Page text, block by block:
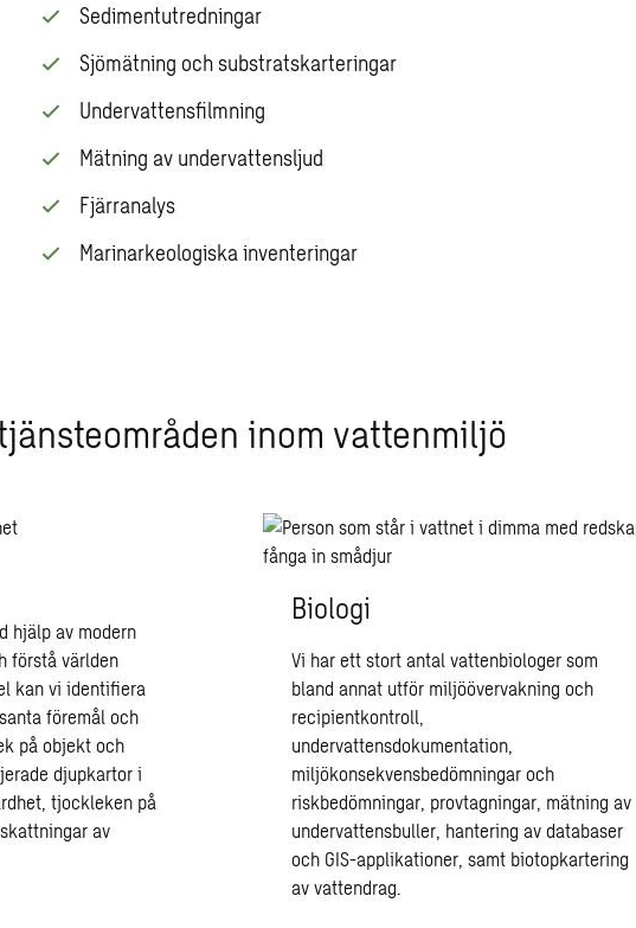
Sedimentutredningar
Sjömätning och substratskarteringar
Undervattensfilmning
Mätning av undervattensljud
Fjärranalys
Marinarkeologiska inventeringar
inom vattenmiljö
hjälp av modern
förstå världen
kan vi identifiera
föremål och
på objekt och
djupkartor i
tjockleken på
av
Biologi
Vi har ett stort antal vattenbiologer som
bland annat utför miljöövervakning och
recipientkontroll,
undervattensdokumentation,
miljökonsekvensbedömningar och
riskbedömningar, provtagningar, mätning av
undervattensbuller, hantering av databaser
och GIS-applikationer, samt biotopkartering
av vattendrag.